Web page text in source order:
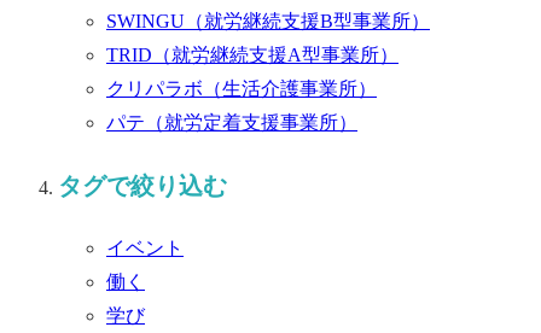
SWINGU （就労継続支援B型事業所）
TRID （就労継続支援A型事業所）
クリパラボ （生活介護事業所）
パテ （就労定着支援事業所）
タグで絞り込む
イベント
働く
学び